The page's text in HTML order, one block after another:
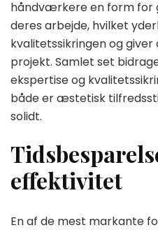
håndværkere en form for
deres arbejde, hvilket
kvalitetssikringen og
projekt. Samlet set
ekspertise og
både er æstetisk
solidt.
effektivitet
En af de mest markante